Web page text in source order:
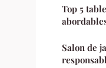
Top 5
Salon de